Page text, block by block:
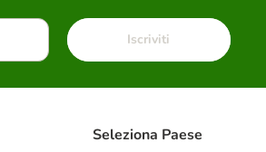
Iscriviti
Seleziona Paese